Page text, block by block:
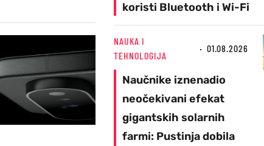
koristi Bluetooth i Wi-Fi
NAUKA I
TEHNOLOGIJA
01.08.2026
Naučnike iznenadio
neočekivani efekat
gigantskih solarnih
farmi: Pustinja dobila